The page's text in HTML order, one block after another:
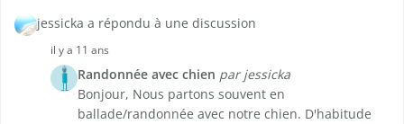
jessicka a répondu à une discussion
il y a 11 ans
Randonnée avec chien par jessicka
Bonjour, Nous partons souvent en
ballade/randonnée avec notre chien. D'habitude